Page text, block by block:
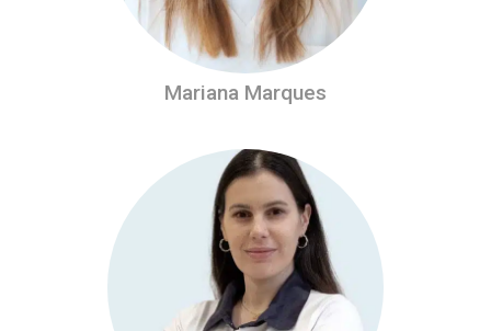
Mariana Marques